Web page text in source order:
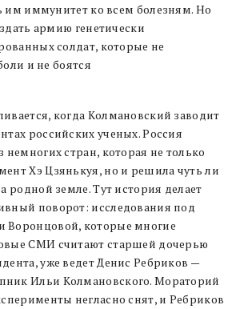
им иммунитет ко всем болезням. Но
армию генетически
солдат, которые не
и не боятся
когда Колмановский заводит
российских ученых. Россия
немногих стран, которая не только
Хэ Цзянькуя, но и решила чуть ли
родной земле. Тут история делает
поворот: исследования под
Воронцовой, которые многие
СМИ считают старшей дочерью
уже ведет Денис Ребриков —
Ильи Колмановского. Мораторий
негласно снят, и Ребриков